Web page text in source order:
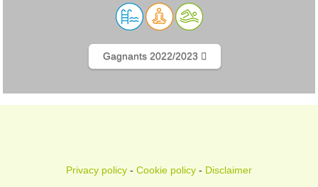
Gagnants 2022/2023
Privacy policy- Cookie policy- Disclaimer